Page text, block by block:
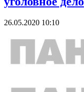
26.05.2020 10:10